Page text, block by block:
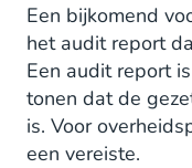
Een bijkomend
het audit report
Een audit report
tonen dat de
is. Voor
een vereiste.